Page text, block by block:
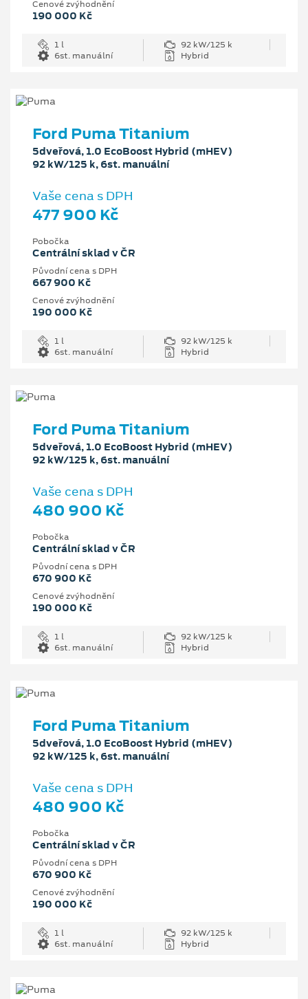
Cenové zvýhodnění
190 000 Kč
1 l
92 kW/125 k
6st. manuální
Hybrid
Ford Puma Titanium
5dveřová, 1.0 EcoBoost Hybrid (mHEV)
92 kW/125 k, 6st. manuální
Vaše cena s DPH
477 900 Kč
Pobočka
Centrální sklad v ČR
Původní cena s DPH
667 900 Kč
Cenové zvýhodnění
190 000 Kč
1 l
92 kW/125 k
6st. manuální
Hybrid
Ford Puma Titanium
5dveřová, 1.0 EcoBoost Hybrid (mHEV)
92 kW/125 k, 6st. manuální
Vaše cena s DPH
480 900 Kč
Pobočka
Centrální sklad v ČR
Původní cena s DPH
670 900 Kč
Cenové zvýhodnění
190 000 Kč
1 l
92 kW/125 k
6st. manuální
Hybrid
Ford Puma Titanium
5dveřová, 1.0 EcoBoost Hybrid (mHEV)
92 kW/125 k, 6st. manuální
Vaše cena s DPH
480 900 Kč
Pobočka
Centrální sklad v ČR
Původní cena s DPH
670 900 Kč
Cenové zvýhodnění
190 000 Kč
1 l
92 kW/125 k
6st. manuální
Hybrid